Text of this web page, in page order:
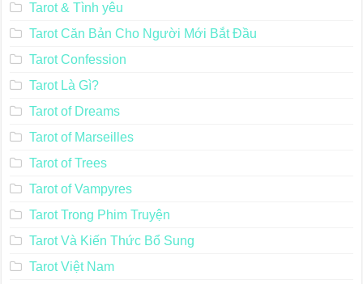
Tarot & Tình yêu
Tarot Căn Bản Cho Người Mới Bắt Đầu
Tarot Confession
Tarot Là Gì?
Tarot of Dreams
Tarot of Marseilles
Tarot of Trees
Tarot of Vampyres
Tarot Trong Phim Truyện
Tarot Và Kiến Thức Bổ Sung
Tarot Việt Nam